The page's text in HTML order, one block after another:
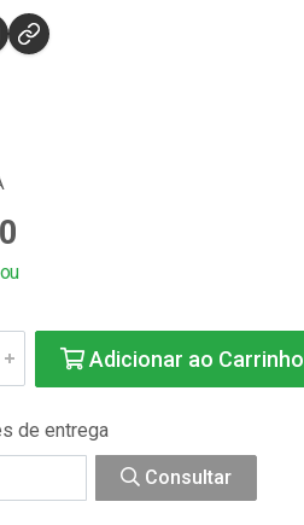
Adicionar ao Carrinho
de entrega
Consultar